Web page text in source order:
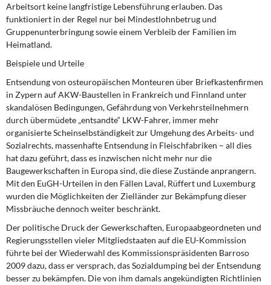
Arbeitsort keine langfristige Lebensführung erlauben. Das
funktioniert in der Regel nur bei Mindestlohnbetrug und
Gruppenunterbringung sowie einem Verbleib der Familien im
Heimatland.
Beispiele und Urteile
Entsendung von osteuropäischen Monteuren über Briefkastenfirmen
in Zypern auf AKW-Baustellen in Frankreich und Finnland unter
skandalösen Bedingungen, Gefährdung von Verkehrsteilnehmern
durch übermüdete „entsandte“ LKW-Fahrer, immer mehr
organisierte Scheinselbständigkeit zur Umgehung des Arbeits- und
Sozialrechts, massenhafte Entsendung in Fleischfabriken – all dies
hat dazu geführt, dass es inzwischen nicht mehr nur die
Baugewerkschaften in Europa sind, die diese Zustände anprangern.
Mit den EuGH-Urteilen in den Fällen Laval, Rüffert und Luxemburg
wurden die Möglichkeiten der Zielländer zur Bekämpfung dieser
Missbräuche dennoch weiter beschränkt.
Der politische Druck der Gewerkschaften, Europaabgeordneten und
Regierungsstellen vieler Mitgliedstaaten auf die EU-Kommission
führte bei der Wiederwahl des Kommissionspräsidenten Barroso
2009 dazu, dass er versprach, das Sozialdumping bei der Entsendung
besser zu bekämpfen. Die von ihm damals angekündigten Richtlinien